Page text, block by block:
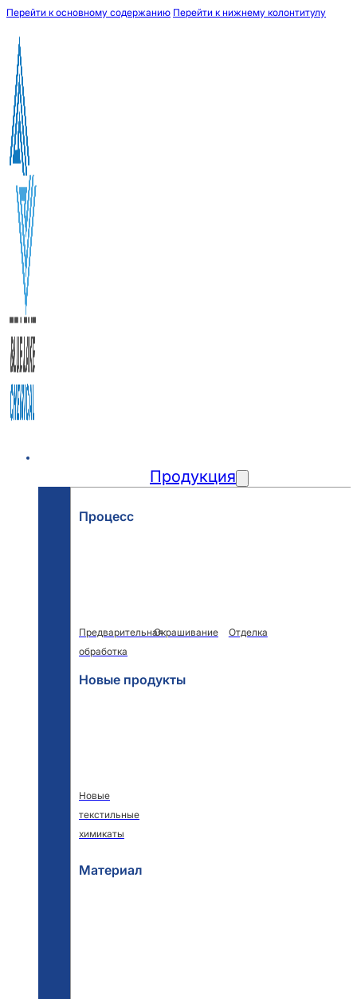
Перейти к основному содержанию Перейти к нижнему колонтитулу
Продукция
Процесс
Предварительная
обработка
Окрашивание Отделка
Новые продукты
Новые
текстильные
химикаты
Материал